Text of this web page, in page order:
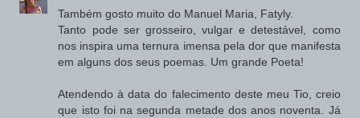
Também gosto muito do Manuel Maria, Fatyly.
Tanto pode ser grosseiro, vulgar e detestável, como
nos inspira uma ternura imensa pela dor que manifesta
em alguns dos seus poemas. Um grande Poeta!
Atendendo à data do falecimento deste meu Tio, creio
que isto foi na segunda metade dos anos noventa. Já